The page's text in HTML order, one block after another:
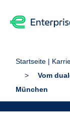
Startseite |
Vom
München